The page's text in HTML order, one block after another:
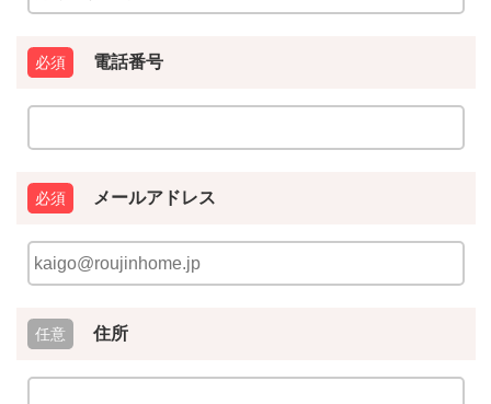
電話番号
メールアドレス
住所